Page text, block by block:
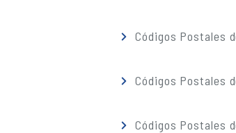
Códigos Postales
Códigos Postales
Códigos Postales